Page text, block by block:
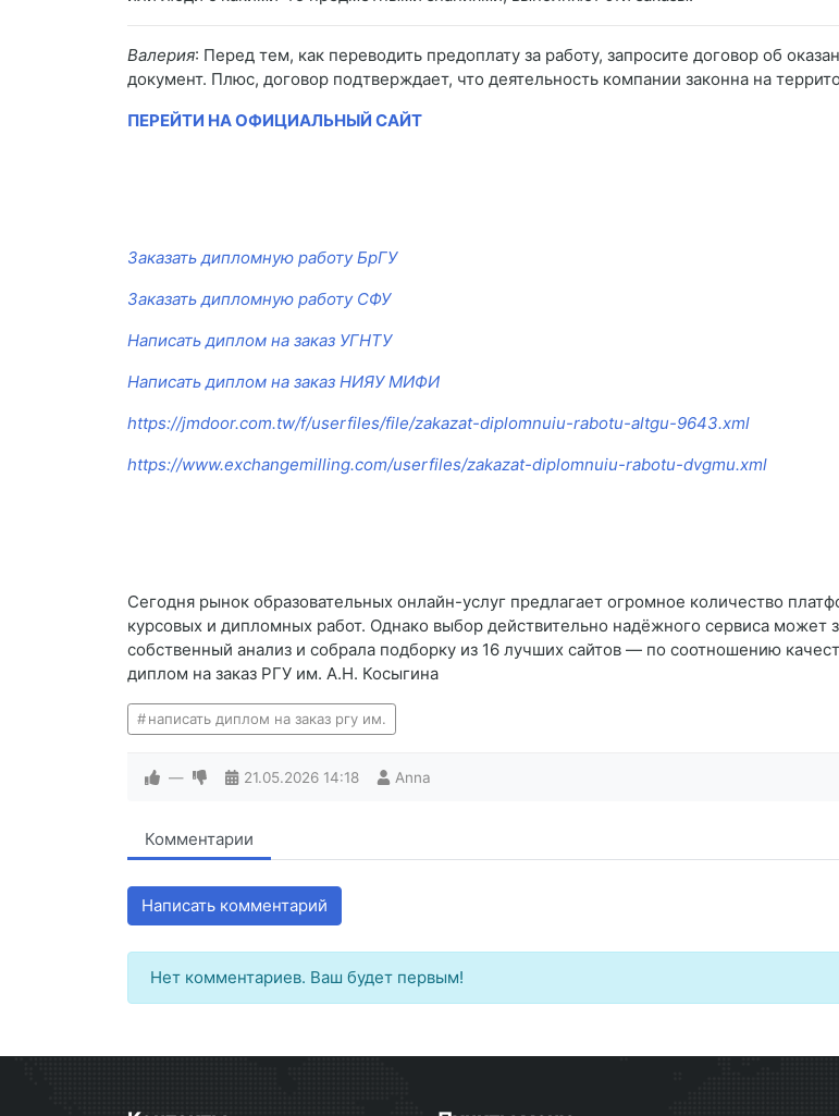
Валерия: Перед тем, как переводить предоплату за работу, запросите договор об
документ. Плюс, договор подтверждает, что деятельность компании законна на
ПЕРЕЙТИ НА ОФИЦИАЛЬНЫЙ САЙТ
Заказать дипломную работу БрГУ
Заказать дипломную работу СФУ
Написать диплом на заказ УГНТУ
Написать диплом на заказ НИЯУ МИФИ
https://jmdoor.com.tw/f/userfiles/file/zakazat-diplomnuiu-rabotu-altgu-9643.xml
https://www.exchangemilling.com/userfiles/zakazat-diplomnuiu-rabotu-dvgmu.xml
Сегодня рынок образовательных онлайн-услуг предлагает огромное количество
курсовых и дипломных работ. Однако выбор действительно надёжного сервиса может
собственный анализ и собрала подборку из 16 лучших сайтов — по соотношению
диплом на заказ РГУ им. А.Н. Косыгина
написать диплом на заказ ргу им.
— 21.05.2026 14:18 Anna
Комментарии
Написать комментарий
Нет комментариев. Ваш будет первым!